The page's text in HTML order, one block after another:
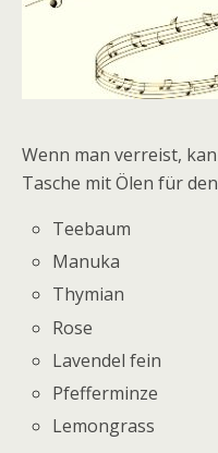
Wenn man verreist,
Tasche mit Ölen für
Teebaum
Manuka
Thymian
Rose
Lavendel fein
Pfefferminze
Lemongrass